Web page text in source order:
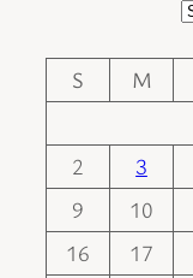
S
M
2
3
9
10
16
17